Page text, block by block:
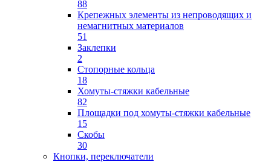
88
Крепежных элементы из непроводящих и
немагнитных материалов
51
Заклепки
2
Стопорные кольца
18
Хомуты-стяжки кабельные
82
Площадки под хомуты-стяжки кабельные
15
Скобы
30
Кнопки, переключатели